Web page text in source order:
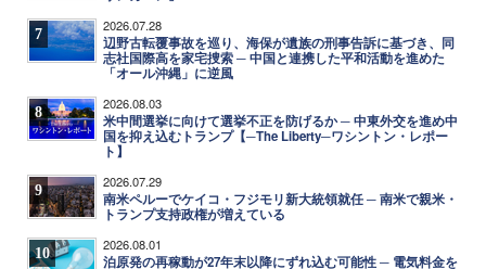
7 2026.07.28
辺野古転覆事故を巡り、海保が遺族の刑事告訴に基づき、同
志社国際高を家宅捜索 ─ 中国と連携した平和活動を進めた
「オール沖縄」に逆風
8 2026.08.03
米中間選挙に向けて選挙不正を防げるか ─ 中東外交を進め中
国を抑え込むトランプ【─The Liberty─ワシントン・レポー
ト】
9 2026.07.29
南米ペルーでケイコ・フジモリ新大統領就任 ─ 南米で親米・
トランプ支持政権が増えている
10 2026.08.01
泊原発の再稼動が27年末以降にずれ込む可能性 ─ 電気料金を